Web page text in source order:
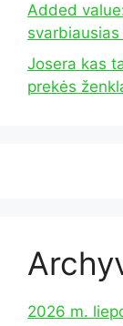
Added
Josera kas
prekės
2026 m.